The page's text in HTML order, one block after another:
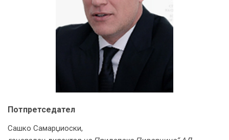
Потпретседател
Сашко Самарџиоски,